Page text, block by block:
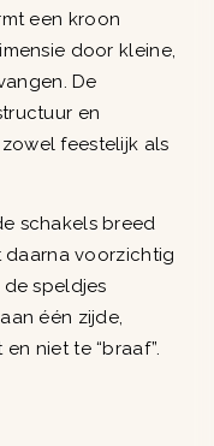
een kroon
door kleine,
De
en
feestelijk als
schakels breed
daarna voorzichtig
speldjes
één zijde,
niet te “braaf”.